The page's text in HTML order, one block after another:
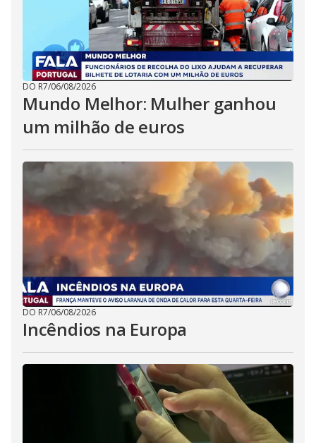
DO R7/06/08/2026
Mundo Melhor: Mulher ganhou
um milhão de euros
DO R7/06/08/2026
Incêndios na Europa